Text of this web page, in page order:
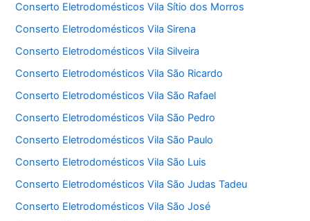
Conserto Eletrodomésticos Vila Sítio dos Morros
Conserto Eletrodomésticos Vila Sirena
Conserto Eletrodomésticos Vila Silveira
Conserto Eletrodomésticos Vila São Ricardo
Conserto Eletrodomésticos Vila São Rafael
Conserto Eletrodomésticos Vila São Pedro
Conserto Eletrodomésticos Vila São Paulo
Conserto Eletrodomésticos Vila São Luis
Conserto Eletrodomésticos Vila São Judas Tadeu
Conserto Eletrodomésticos Vila São José